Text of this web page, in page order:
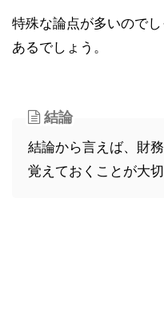
特殊な論点が多いので
あるでしょう。
結論
結論から言えば、財
覚えておくことが大切